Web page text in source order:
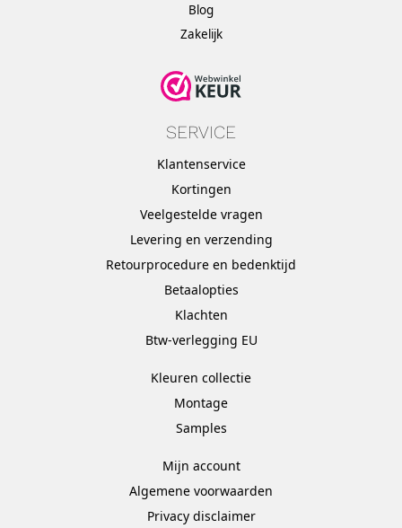
Blog
Zakelijk
SERVICE
Klantenservice
Kortingen
Veelgestelde vragen
Levering en verzending
Retourprocedure en bedenktijd
Betaalopties
Klachten
Btw-verlegging EU
Kleuren collectie
Montage
Samples
Mijn account
Algemene voorwaarden
Privacy disclaimer